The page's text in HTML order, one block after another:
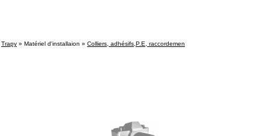
Trapy » Matériel d'installaion » Colliers, adhésifs,P.E, raccordemen